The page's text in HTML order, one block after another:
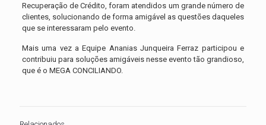
Recuperação de Crédito, foram atendidos um grande número de
clientes, solucionando de forma amigável as questões daqueles
que se interessaram pelo evento.
Mais uma vez a Equipe Ananias Junqueira Ferraz participou e
contribuiu para soluções amigáveis nesse evento tão grandioso,
que é o MEGA CONCILIANDO.